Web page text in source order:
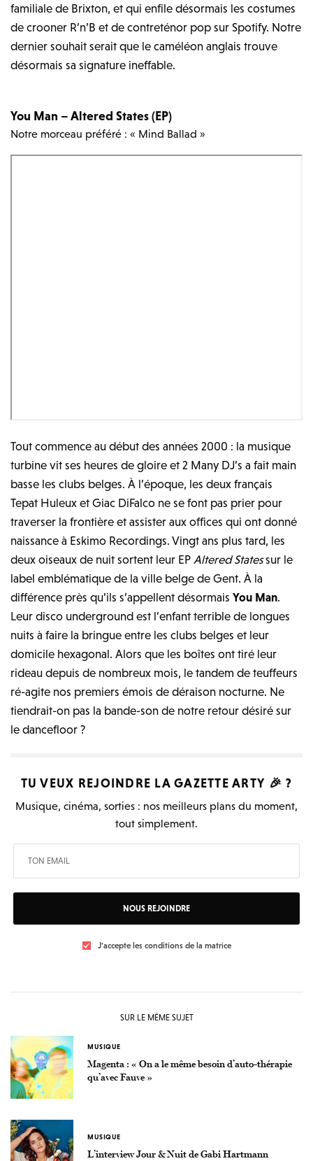
familiale de Brixton, et qui enfile désormais les costumes
de crooner R’n’B et de contreténor pop sur Spotify. Notre
dernier souhait serait que le caméléon anglais trouve
désormais sa signature ineffable.
You Man – Altered States (EP)
Notre morceau préféré : « Mind Ballad »
Tout commence au début des années 2000 : la musique
turbine vit ses heures de gloire et 2 Many DJ’s a fait main
basse les clubs belges. À l’époque, les deux français
Tepat Huleux et Giac DiFalco ne se font pas prier pour
traverser la frontière et assister aux offices qui ont donné
naissance à Eskimo Recordings. Vingt ans plus tard, les
deux oiseaux de nuit sortent leur EP Altered Statessur le
label emblématique de la ville belge de Gent. À la
différence près qu’ils s’appellent désormaisYou Man.
Leur disco underground est l’enfant terrible de longues
nuits à faire la bringue entre les clubs belges et leur
domicile hexagonal. Alors que les boîtes ont tiré leur
rideau depuis de nombreux mois, le tandem de teuffeurs
ré-agite nos premiers émois de déraison nocturne. Ne
tiendrait-on pas la bande-son de notre retour désiré sur
le dancefloor ?
TU VEUX REJOINDRE LAGAZETTE ARTY 🎉 ?
Musique, cinéma, sorties : nos meilleurs plans du moment,
tout simplement.
NOUS REJOINDRE
J'accepte les conditions de la matrice
SUR LE MÊME SUJET
MUSIQUE
Magenta : « On a le même besoin d’auto-thérapie
qu’avec Fauve »
MUSIQUE
L’interview Jour & Nuit de Gabi Hartmann